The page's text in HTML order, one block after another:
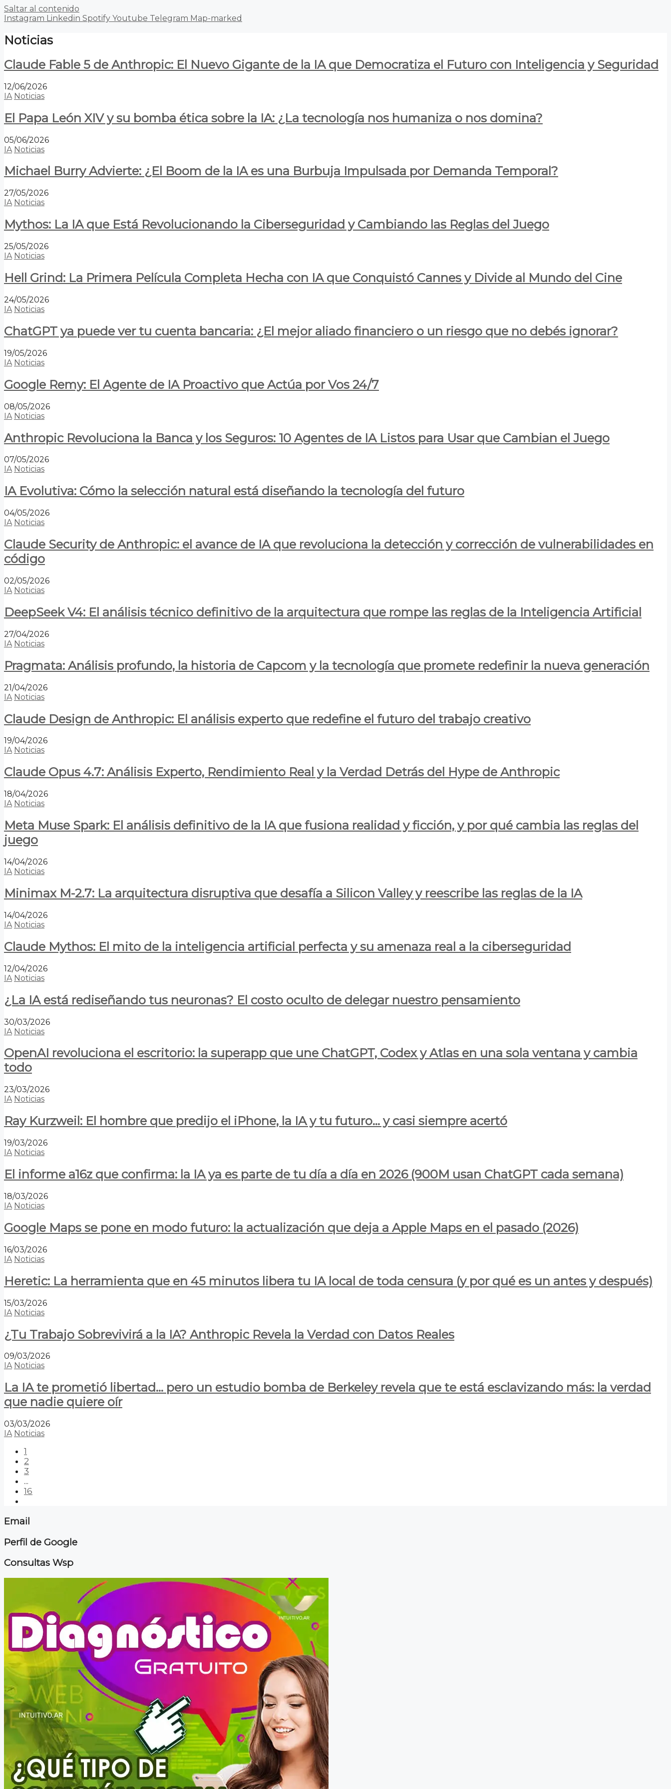
Saltar al contenido
Instagram Linkedin Spotify Youtube Telegram Map-marked
Noticias
Claude Fable 5 de Anthropic: El Nuevo Gigante de la IA que Democratiza el Futuro con Inteligencia y Seguridad
12/06/2026
IA Noticias
El Papa León XIV y su bomba ética sobre la IA: ¿La tecnología nos humaniza o nos domina?
05/06/2026
IA Noticias
Michael Burry Advierte: ¿El Boom de la IA es una Burbuja Impulsada por Demanda Temporal?
27/05/2026
IA Noticias
Mythos: La IA que Está Revolucionando la Ciberseguridad y Cambiando las Reglas del Juego
25/05/2026
IA Noticias
Hell Grind: La Primera Película Completa Hecha con IA que Conquistó Cannes y Divide al Mundo del Cine
24/05/2026
IA Noticias
ChatGPT ya puede ver tu cuenta bancaria: ¿El mejor aliado financiero o un riesgo que no debés ignorar?
19/05/2026
IA Noticias
Google Remy: El Agente de IA Proactivo que Actúa por Vos 24/7
08/05/2026
IA Noticias
Anthropic Revoluciona la Banca y los Seguros: 10 Agentes de IA Listos para Usar que Cambian el Juego
07/05/2026
IA Noticias
IA Evolutiva: Cómo la selección natural está diseñando la tecnología del futuro
04/05/2026
IA Noticias
Claude Security de Anthropic: el avance de IA que revoluciona la detección y corrección de vulnerabilidades en
código
02/05/2026
IA Noticias
DeepSeek V4: El análisis técnico definitivo de la arquitectura que rompe las reglas de la Inteligencia Artificial
27/04/2026
IA Noticias
Pragmata: Análisis profundo, la historia de Capcom y la tecnología que promete redefinir la nueva generación
21/04/2026
IA Noticias
Claude Design de Anthropic: El análisis experto que redefine el futuro del trabajo creativo
19/04/2026
IA Noticias
Claude Opus 4.7: Análisis Experto, Rendimiento Real y la Verdad Detrás del Hype de Anthropic
18/04/2026
IA Noticias
Meta Muse Spark: El análisis definitivo de la IA que fusiona realidad y ficción, y por qué cambia las reglas del
juego
14/04/2026
IA Noticias
Minimax M-2.7: La arquitectura disruptiva que desafía a Silicon Valley y reescribe las reglas de la IA
14/04/2026
IA Noticias
Claude Mythos: El mito de la inteligencia artificial perfecta y su amenaza real a la ciberseguridad
12/04/2026
IA Noticias
¿La IA está rediseñando tus neuronas? El costo oculto de delegar nuestro pensamiento
30/03/2026
IA Noticias
OpenAI revoluciona el escritorio: la superapp que une ChatGPT, Codex y Atlas en una sola ventana y cambia
todo
23/03/2026
IA Noticias
Ray Kurzweil: El hombre que predijo el iPhone, la IA y tu futuro… y casi siempre acertó
19/03/2026
IA Noticias
El informe a16z que confirma: la IA ya es parte de tu día a día en 2026 (900M usan ChatGPT cada semana)
18/03/2026
IA Noticias
Google Maps se pone en modo futuro: la actualización que deja a Apple Maps en el pasado (2026)
16/03/2026
IA Noticias
Heretic: La herramienta que en 45 minutos libera tu IA local de toda censura (y por qué es un antes y después)
15/03/2026
IA Noticias
¿Tu Trabajo Sobrevivirá a la IA? Anthropic Revela la Verdad con Datos Reales
09/03/2026
IA Noticias
La IA te prometió libertad… pero un estudio bomba de Berkeley revela que te está esclavizando más: la verdad
que nadie quiere oír
03/03/2026
IA Noticias
1
2
3
...
16
Email
Perfil de Google
Consultas Wsp